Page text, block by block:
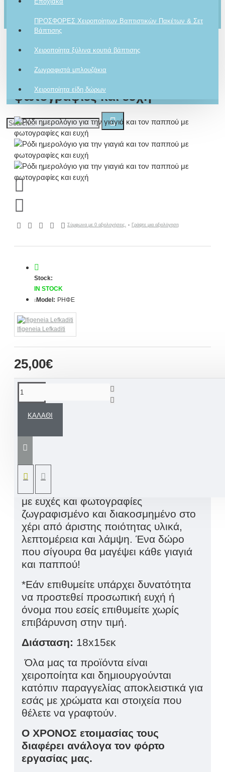
ΠΡΟΣΦΟΡΕΣ Χειροποίητων Βαπτιστικών Πακέτων & Σετ
Βάπτισης
Χειροποίητα ξύλινα κουτιά βάπτισης
Ζωγραφιστά μπλουζάκια
Χειροποίητα είδη δώρων
Το καλάθι αγορών είναι άδειο!
Ρόδι ημερολόγιο για την γιαγιά
και τον παππού με
φωτογραφίες και ευχή
Σύμφωνα με 0 αξιολογήσεις. - Γράψτε μια αξιολόγηση
25,00€
Stock:
IN STOCK
Model: ΡΗΦΕ
Ifigeneia Lefkaditi
ΚΑΛΆΘΙ
Ευχηθείτε ότι καλύτερο στα
αγαπημένα σας πρόσωπα για την Νέα
Χρονιά. Προσωποποιημένο
με ευχές και φωτογραφίες
ζωγραφισμένο και διακοσμημένο στο
χέρι από άριστης ποιότητας υλικά,
λεπτομέρεια και λάμψη. Ένα δώρο
που σίγουρα θα μαγέψει κάθε γιαγιά
και παππού!
*Εάν επιθυμείτε υπάρχει δυνατότητα
να προστεθεί προσωπική ευχή ή
όνομα που εσείς επιθυμείτε χωρίς
επιβάρυνση στην τιμή.
Διάσταση: 18x15εκ
Όλα μας τα προϊόντα είναι
χειροποίητα και δημιουργούνται
κατόπιν παραγγελίας αποκλειστικά για
εσάς με χρώματα και στοιχεία που
θέλετε να γραφτούν.
Ο ΧΡΟΝΟΣ ετοιμασίας τους
διαφέρει ανάλογα τον φόρτο
εργασίας μας.